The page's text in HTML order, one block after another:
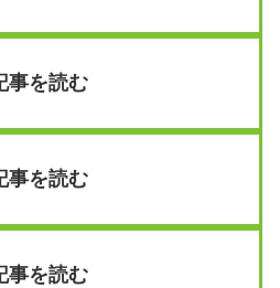
事を読む
事を読む
事を読む